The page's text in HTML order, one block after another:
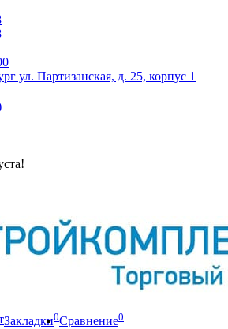
ул. Партизанская, д. 25, корпус 1
Закладки0Сравнение0